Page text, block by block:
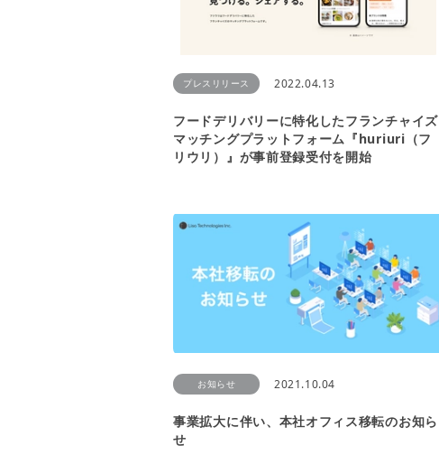
プレスリリース 2022.04.13
フードデリバリーに特化したフランチャイズ
マッチングプラットフォーム『huriuri（フ
リウリ）』が事前登録受付を開始
お知らせ 2021.10.04
事業拡大に伴い、本社オフィス移転のお知ら
せ